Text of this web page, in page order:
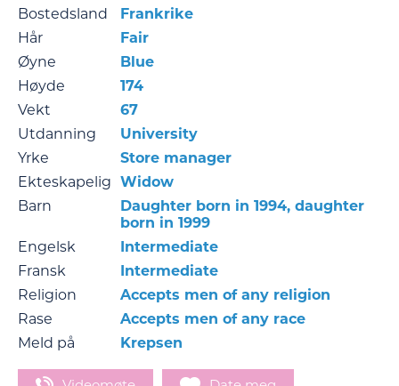
Bostedsland
Frankrike
Hår
Fair
Øyne
Blue
Høyde
174
Vekt
67
Utdanning
University
Yrke
Store manager
Ekteskapelig Widow
Barn
Daughter born in 1994, daughter
born in 1999
Engelsk
Intermediate
Fransk
Intermediate
Religion
Accepts men of any religion
Rase
Accepts men of any race
Meld på
Krepsen